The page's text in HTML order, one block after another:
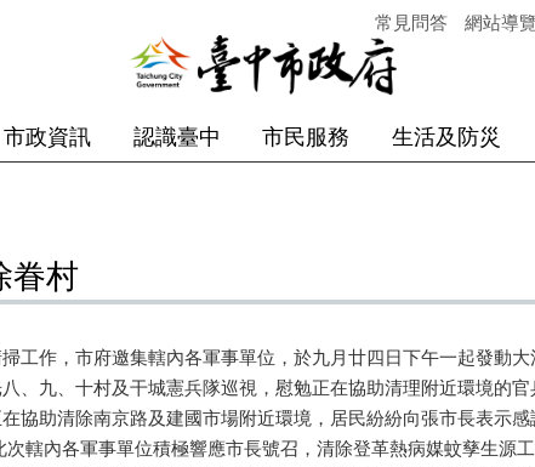
常見問答 網站導
市政資訊 認識臺中 市民服務 生活及防災
眷村
工作，市府邀集轄內各軍事單位，於九月廿四日下午一起發動
、九、十村及干城憲兵隊巡視，慰勉正在協助清理附近環境的
助清除南京路及建國市場附近環境，居民紛紛向張市長表示感
內各軍事單位積極響應市長號召，清除登革熱病媒蚊孳生源